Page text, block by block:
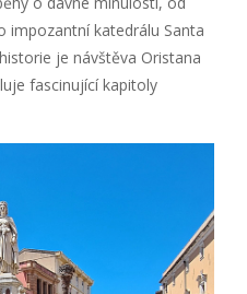
impozantní katedrálu Santa
je návštěva Oristana
fascinující kapitoly